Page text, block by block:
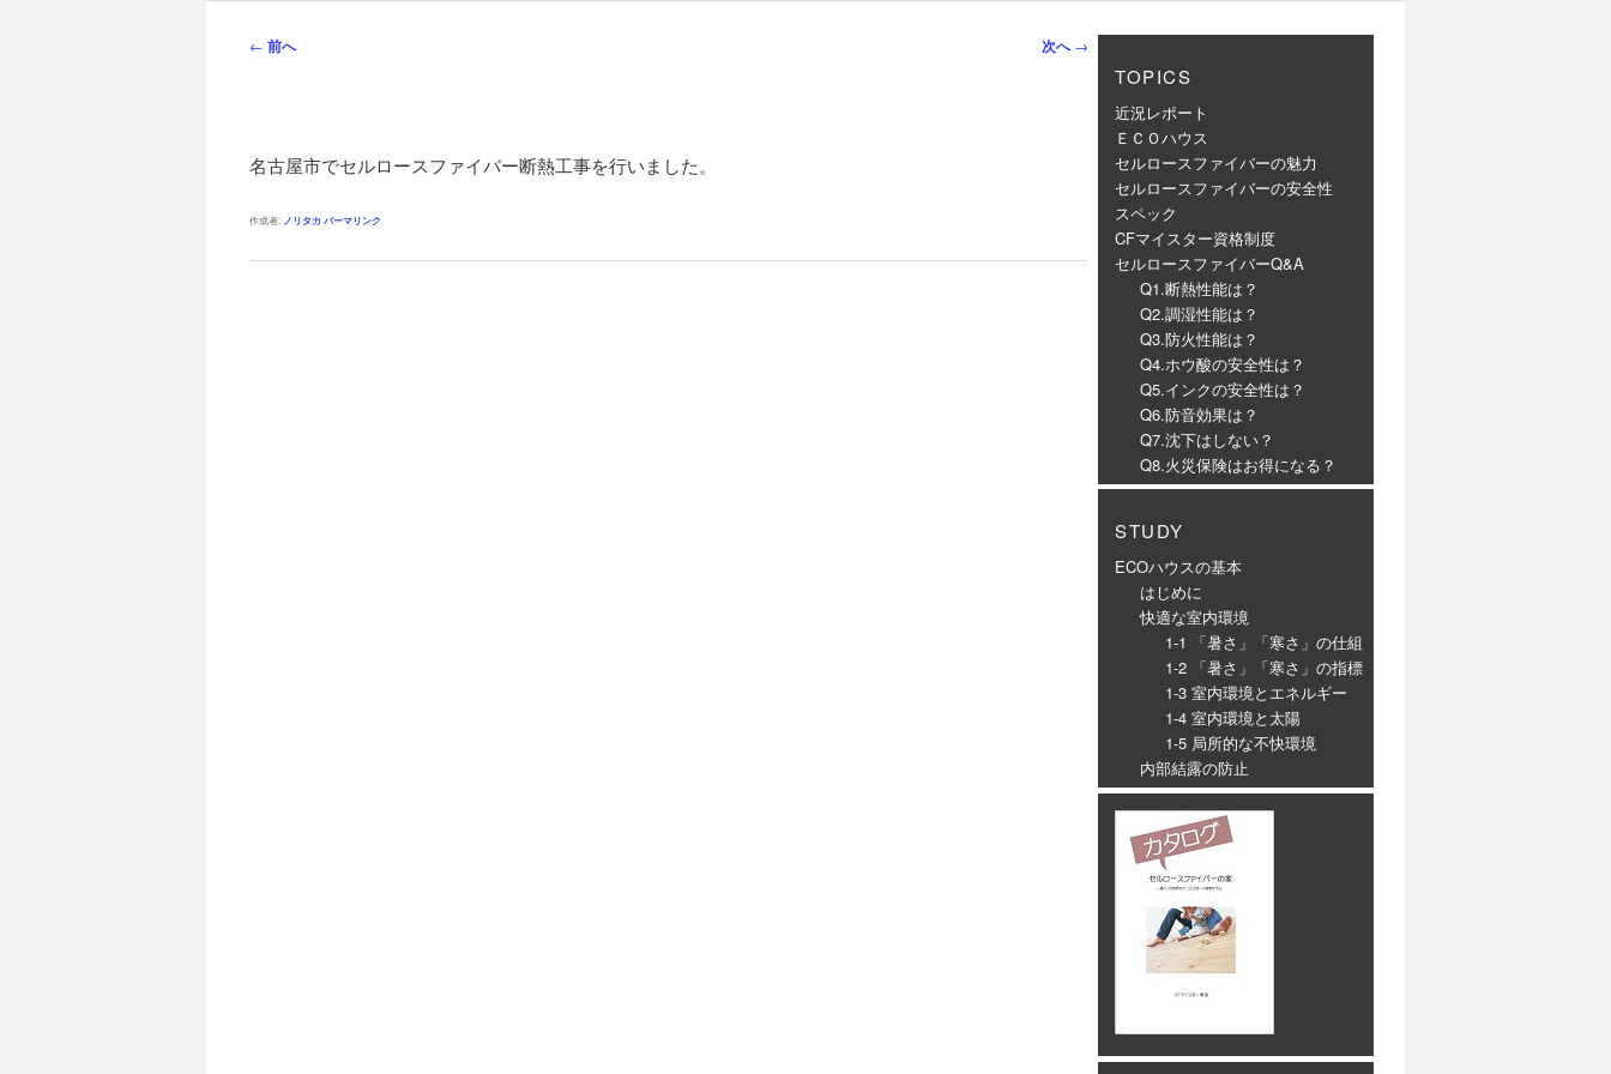
ン
投
ゲ
シ
← 前へ 次へ→
名古屋市でセルロースファイバー断熱工事を行いました。
作成者: ノリタカ パーマリンク
TOPICS
近況レポート
ＥＣＯハウス
セルロースファイバーの魅力
セルロースファイバーの安全性
スペック
CFマイスター資格制度
セルロースファイバーQ&A
Q1.断熱性能は？
Q2.調湿性能は？
Q3.防火性能は？
Q4.ホウ酸の安全性は？
Q5.インクの安全性は？
Q6.防音効果は？
Q7.沈下はしない？
Q8.火災保険はお得になる？
STUDY
ECOハウスの基本
はじめに
快適な室内環境
1-1 「暑さ」「寒さ」の仕組
1-2 「暑さ」「寒さ」の指標
1-3 室内環境とエネルギー
1-4 室内環境と太陽
1-5 局所的な不快環境
内部結露の防止